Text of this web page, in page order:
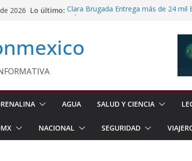
2026 Lo último: Clara Brugada Entrega más de 24 mil
Chimalhuacán
Sheinbaum Entrega Pensión Mujeres
y Perú
AGUA SALUD Y CIENCIA
NACIONAL SEGURIDAD